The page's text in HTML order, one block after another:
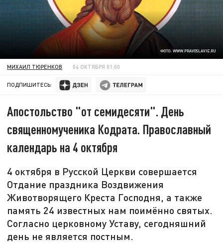
ФОТО: WWW.PRAVOSLAVIE.RU
МИХАИЛ ТЮРЕНКОВ 04 ОКТЯБРЯ 01:00
ПОДПИШИТЕСЬ:
Апостольство "от семидесяти". День
священномученика Кодрата. Православный
календарь на 4 октября
4 октября в Русской Церкви совершается
Отдание праздника Воздвижения
Животворящего Креста Господня, а также
память 24 известных нам поимённо святых.
Согласно церковному Уставу, сегодняшний
день не является постным.